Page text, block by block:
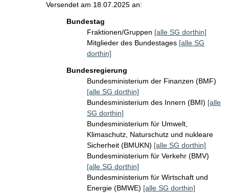
Versendet am 18.07.2025 an:
Bundestag
Fraktionen/Gruppen [alle SG dorthin]
Mitglieder des Bundestages [alle SG
dorthin]
Bundesregierung
Bundesministerium der Finanzen (BMF)
[alle SG dorthin]
Bundesministerium des Innern (BMI) [alle
SG dorthin]
Bundesministerium für Umwelt,
Klimaschutz, Naturschutz und nukleare
Sicherheit (BMUKN) [alle SG dorthin]
Bundesministerium für Verkehr (BMV)
[alle SG dorthin]
Bundesministerium für Wirtschaft und
Energie (BMWE) [alle SG dorthin]